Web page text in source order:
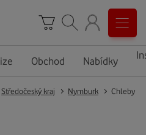
Obchod Nabídky
Středočeský kraj Nymburk Chleby